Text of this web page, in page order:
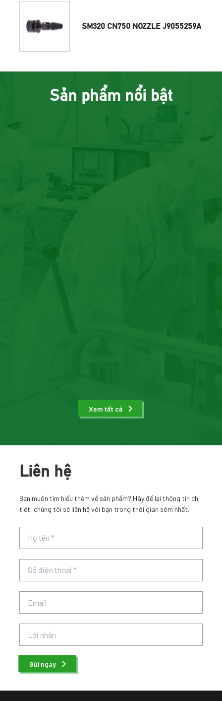
SM320 CN750 NOZZLE J9055259A
Sản phẩm nổi bật
Xem tất cả
Liên hệ
Bạn muốn tìm hiểu thêm về sản phẩm? Hãy để lại thông tin chi
tiết, chúng tôi sẽ liên hệ với bạn trong thời gian sớm nhất.
Gửi ngay